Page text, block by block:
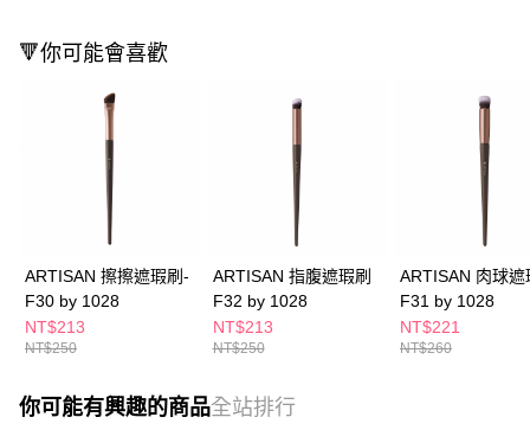
🔻你可能會喜歡
ARTISAN 擦擦遮瑕刷-
F30 by 1028
NT$213
NT$250
ARTISAN 指腹遮瑕刷
F32 by 1028
NT$213
NT$250
ARTISAN 肉球遮
F31 by 1028
NT$221
NT$260
你可能有興趣的商品全站排行